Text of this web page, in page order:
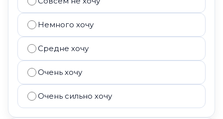
Немного хочу
Средне хочу
Очень хочу
Очень сильно хочу